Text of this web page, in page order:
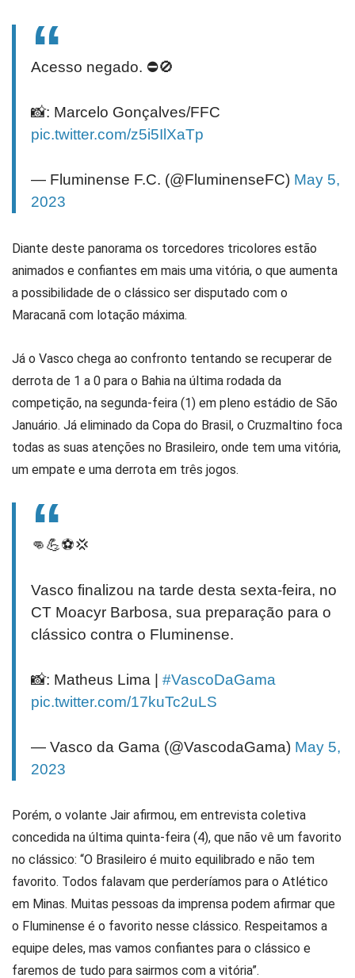
Acesso negado. ⛔️🚫
📸: Marcelo Gonçalves/FFC
pic.twitter.com/z5i5IlXaTp
— Fluminense F.C. (@FluminenseFC) May 5,
2023
Diante deste panorama os torcedores tricolores estão
animados e confiantes em mais uma vitória, o que aumenta
a possibilidade de o clássico ser disputado com o
Maracanã com lotação máxima.
Já o Vasco chega ao confronto tentando se recuperar de
derrota de 1 a 0 para o Bahia na última rodada da
competição, na segunda-feira (1) em pleno estádio de São
Januário. Já eliminado da Copa do Brasil, o Cruzmaltino foca
todas as suas atenções no Brasileiro, onde tem uma vitória,
um empate e uma derrota em três jogos.
👊💪⚽️💢
Vasco finalizou na tarde desta sexta-feira, no
CT Moacyr Barbosa, sua preparação para o
clássico contra o Fluminense.
📸: Matheus Lima |#VascoDaGama
pic.twitter.com/17kuTc2uLS
— Vasco da Gama (@VascodaGama) May 5,
2023
Porém, o volante Jair afirmou, em entrevista coletiva
concedida na última quinta-feira (4), que não vê um favorito
no clássico: “O Brasileiro é muito equilibrado e não tem
favorito. Todos falavam que perderíamos para o Atlético
em Minas. Muitas pessoas da imprensa podem afirmar que
o Fluminense é o favorito nesse clássico. Respeitamos a
equipe deles, mas vamos confiantes para o clássico e
faremos de tudo para sairmos com a vitória”.